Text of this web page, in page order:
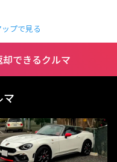
プで見る
できるクルマ
マ